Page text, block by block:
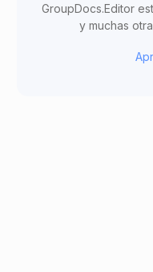
GroupDocs.Editor
y muchas